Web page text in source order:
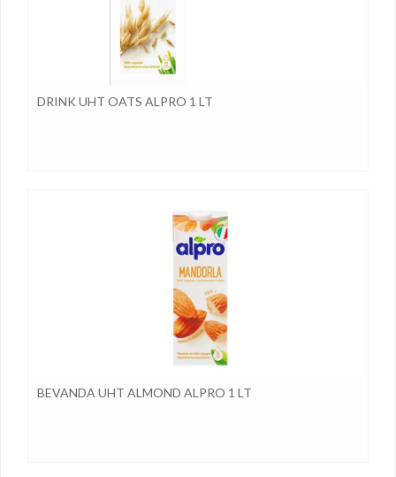
DRINK UHT OATS ALPRO 1 LT
BEVANDA UHT ALMOND ALPRO 1 LT